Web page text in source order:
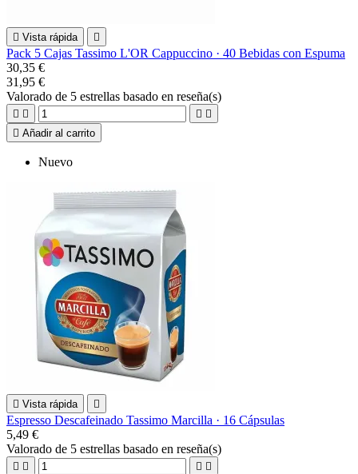
 Vista rápida 
Pack 5 Cajas Tassimo L'OR Cappuccino · 40 Bebidas con Espuma
30,35 €
31,95 €
Valorado de 5 estrellas basado en reseña(s)
   
 Añadir al carrito
Nuevo
 Vista rápida 
Espresso Descafeinado Tassimo Marcilla · 16 Cápsulas
5,49 €
Valorado de 5 estrellas basado en reseña(s)
   